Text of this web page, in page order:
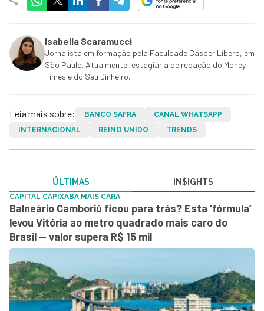
Isabella Scaramucci
Jornalista em formação pela Faculdade Cásper Líbero, em
São Paulo. Atualmente, estagiária de redação do Money
Times e do Seu Dinheiro.
Leia mais sobre: BANCO SAFRA
CANAL WHATSAPP
INTERNACIONAL
REINO UNIDO TRENDS
ÚLTIMAS IN$IGHTS
CAPITAL CAPIXABA MAIS CARA
Balneário Camboriú ficou para trás? Esta ‘fórmula’
levou Vitória ao metro quadrado mais caro do
Brasil — valor supera R$ 15 mil